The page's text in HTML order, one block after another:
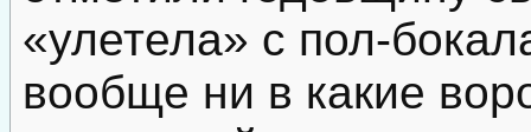
«улетела» с пол-
вообще ни в какие